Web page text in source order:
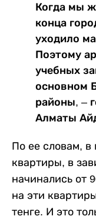
Когда мы
конца
уходило
Поэтому
учебных
основном
районы, –
Алматы
По ее словам, в
квартиры, в
начинались от
на эти
тенге. И это